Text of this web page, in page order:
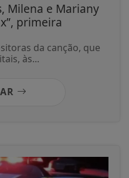
Milena e Mariany
primeira
da canção, que
às...